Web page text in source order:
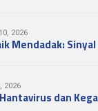
2026
Mendadak:
2026
dan